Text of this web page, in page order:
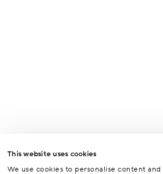
This website uses cookies
We use cookies to personalise content